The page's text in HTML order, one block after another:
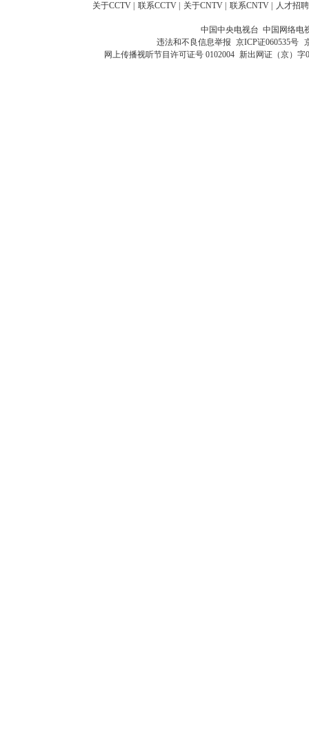
关于CCTV 联系CCTV 关于CNTV 联系CNTV 人才招聘
中国中央电视台 中国网络电
违法和不良信息举报 京ICP证060535号
网上传播视听节目许可证号 0102004 新出网证（京）